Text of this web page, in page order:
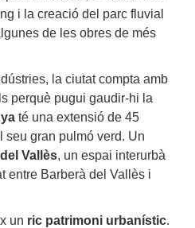
i la creació del parc fluvial
de les obres de més
la ciutat compta amb
perquè pugui gaudir-hi la
té una extensió de 45
seu gran pulmó verd. Un
Vallès, un espai interurbà
entre Barberà del Vallès i
un ric patrimoni urbanístic.